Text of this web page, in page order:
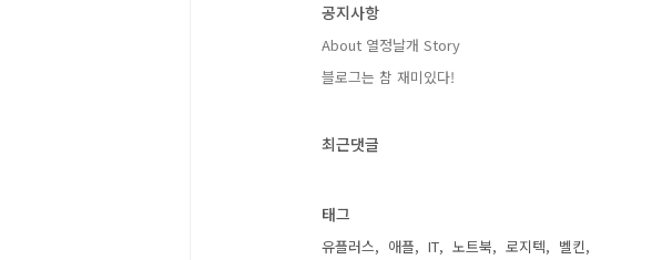
공지사항
About 열정날개 Story
블로그는 참 재미있다!
최근댓글
태그
유플러스 애플 IT 노트북 로지텍
벨킨